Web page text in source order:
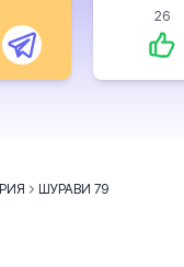
26
ШУРАВИ 79